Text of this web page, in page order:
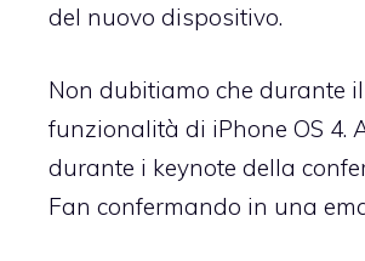
del nuovo dispositivo.
Non dubitiamo che durante
funzionalità di iPhone OS 4.
durante i keynote della
Fan confermando in una